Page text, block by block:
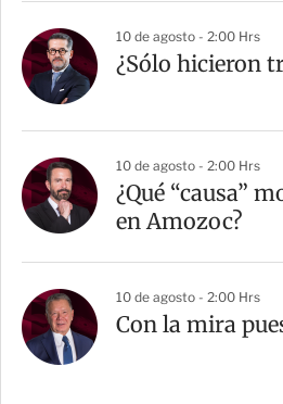
10 de agosto - 2:00 Hrs
¿Sólo hicieron
10 de agosto - 2:00 Hrs
¿Qué “causa”
en Amozoc?
10 de agosto - 2:00 Hrs
Con la mira